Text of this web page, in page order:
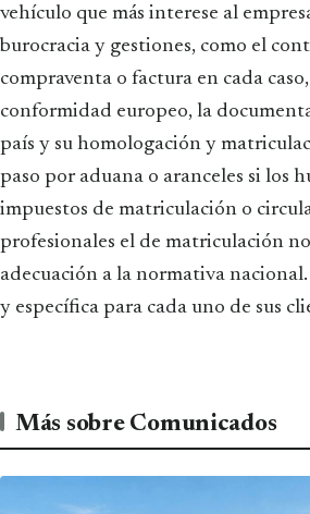
vehículo que más interese al
burocracia y gestiones, como el
compraventa o factura en cada
conformidad europeo, la
país y su homologación y
paso por aduana o aranceles si los
impuestos de matriculación o
profesionales el de matriculación
adecuación a la normativa
y específica para cada uno de sus
Más sobre Comunicados